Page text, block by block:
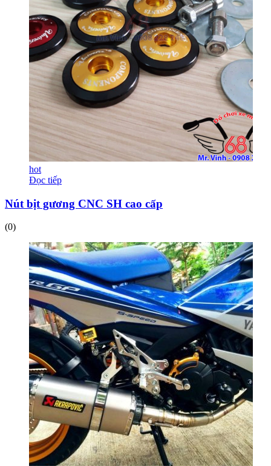
hot
Đọc tiếp
Nút bịt gương CNC SH cao cấp
(0)